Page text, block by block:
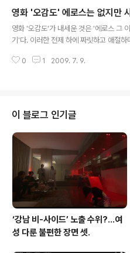
‘홍대 밴드’ 운운하는 것은 영 불편하다.
수 있는 상황에서 그를 둘러싼 여러 가
페스티벌의 대표 브랜드인 인천 펜타포
영화 '오감도' 에로스는 없지만
영화 '오감도'가 내세운 것은 '에로스 그
기'다. 이러한 전제 하에 짜릿하고 애절하
본 이들에게 전해오는 것은 자극적인 문구
으로 영화 '한반도'를 오랜만에 다시 봤다.
대해서는 왈가왈부 말이 많았다. 아해도
에도 극단적 민족 감정 노출로 인해 불편
았지만,www.neocross.net 일단 시놉
줄거리만 보면 그야말로 관객들의 오감
만난 남자와 여자가..
0 1 2009. 7. 9.
이 블로그 인기글
‘강남 비-사이드’ 노출 수위?…여
성 다룬 불편한 장면 셋.